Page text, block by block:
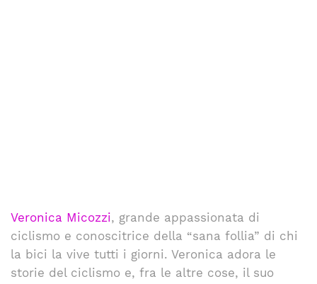
Veronica Micozzi, grande appassionata di
ciclismo e conoscitrice della “sana follia” di chi
la bici la vive tutti i giorni. Veronica adora le
storie del ciclismo e, fra le altre cose, il suo